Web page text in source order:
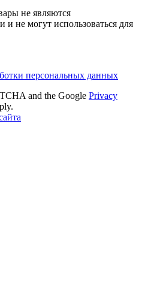
не являются
и не могут использоваться для
персональных данных
and the Google Privacy